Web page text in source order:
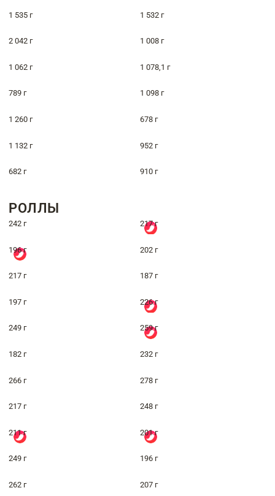
1 535 г 1 532 г
2 042 г 1 008 г
1 062 г 1 078,1 г
789 г 1 098 г
1 260 г 678 г
1 132 г 952 г
682 г 910 г
РОЛЛЫ
242 г 217 г
196 г 202 г
217 г 187 г
197 г 226 г
249 г 259 г
182 г 232 г
266 г 278 г
217 г 248 г
211 г 201 г
249 г 196 г
262 г 207 г